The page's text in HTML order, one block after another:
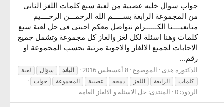
جواب سؤال خليه عصبية من لعبة سبع كلمات اللغز الثانى
من المجموعة الرابعة بســـــم الله الرحمـــن الرحــــيم
متابعيــــنا الكــــــرام نتواصل معكم احبتى فى حل لعبة سبع
كلمات وهنا اسئلة لكل لغز والغاز كل مجموعة وتشمل جميع
الاجابات لجميع الالغاز والاجوبة مرتبة بحسب المجموعة او
رقم...
الدكتورة هدى الموضوع 8 أغسطس 2016 الباند سؤال
لعبة
كلمات
الرابعة اللغز دمجه عصبية المجموعة جواب
الردود: 0 المنتدى: حل الاسئلة و الالغاز العامة